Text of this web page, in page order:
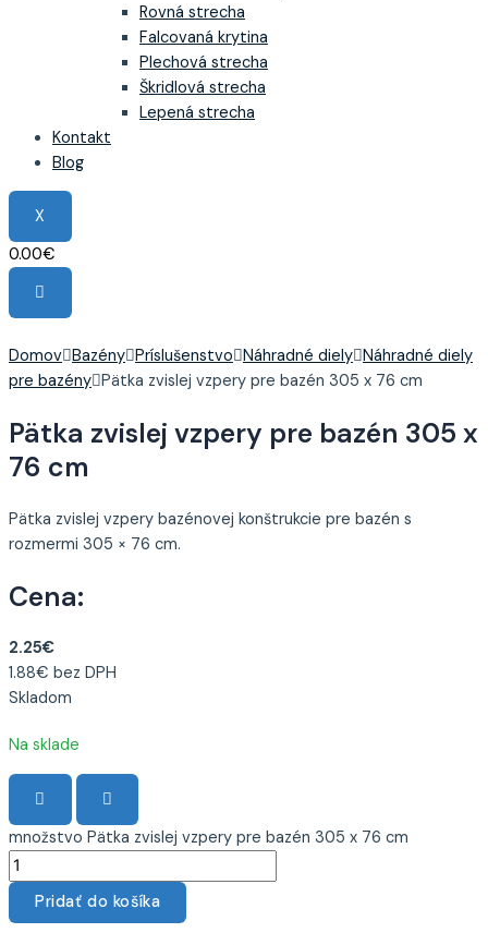
Rovná strecha
Falcovaná krytina
Plechová strecha
Škridlová strecha
Lepená strecha
Kontakt
Blog
X
0.00€
Domov Bazény Príslušenstvo Náhradné diely Náhradné diely
pre bazény Pätka zvislej vzpery pre bazén 305 x 76 cm
Pätka zvislej vzpery pre bazén 305 x
76 cm
Pätka zvislej vzpery bazénovej konštrukcie pre bazén s
rozmermi 305 × 76 cm.
Cena:
2.25€
1.88€ bez DPH
Skladom
Na sklade
množstvo Pätka zvislej vzpery pre bazén 305 x 76 cm
Pridať do košíka